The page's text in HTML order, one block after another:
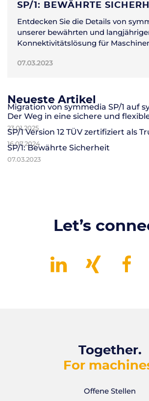
SP/1: BEWÄHRTE
Entdecken Sie die Details von
unserer bewährten und
Konnektivitätslösung für
07.03.2023
Neueste Artikel
Migration von symmedia SP/1 auf
Der Weg in eine sichere und
23.01.2025
SP/1 Version 12 TÜV zertifiziert als
16.07.2024
SP/1: Bewährte Sicherheit
07.03.2023
Let’s
Together.
For
Offene Stellen